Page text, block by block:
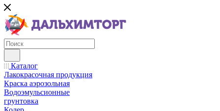
Каталог
Лакокрасочная продукция
Краска аэрозольная
Водоэмульсионные
грунтовка